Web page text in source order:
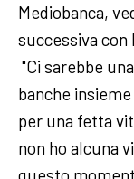
Mediobanca,
successiva con
"Ci sarebbe
banche
per una fetta
non ho alcuna
questo